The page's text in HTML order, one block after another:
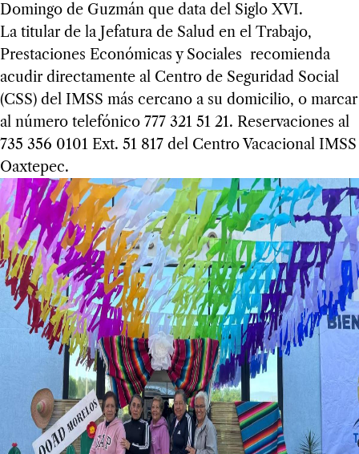
Domingo de Guzmán que data del Siglo XVI.
La titular de la Jefatura de Salud en el Trabajo,
Prestaciones Económicas y Sociales recomienda
acudir directamente al Centro de Seguridad Social
(CSS) del IMSS más cercano a su domicilio, o marcar
al número telefónico 777 321 51 21. Reservaciones al
735 356 0101 Ext. 51 817 del Centro Vacacional IMSS
Oaxtepec.